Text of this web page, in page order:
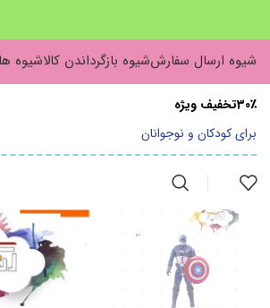
شیوه ارسال سفارششیوه بازگرداندن کالاشیوه
30٪تخفیف ویژه
برای کودکان و نوجوانان